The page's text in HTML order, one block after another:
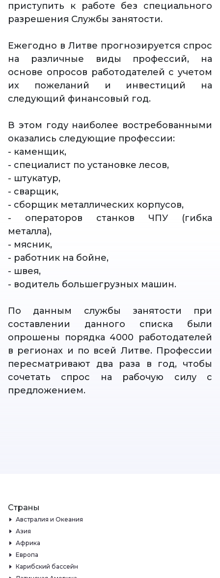
приступить к работе без специального
разрешения Службы занятости.
Ежегодно в Литве прогнозируется спрос
на различные виды профессий, на
основе опросов работодателей с учетом
их пожеланий и инвестиций на
следующий финансовый год.
В этом году наиболее востребованными
оказались следующие профессии:
- каменщик,
- специалист по установке лесов,
- штукатур,
- сварщик,
- сборщик металлических корпусов,
- операторов станков ЧПУ (гибка
металла),
- мясник,
- работник на бойне,
- швея,
- водитель большегрузных машин.
По данным службы занятости при
составлении данного списка были
опрошены порядка 4000 работодателей
в регионах и по всей Литве. Профессии
пересматривают два раза в год, чтобы
сочетать спрос на рабочую силу с
предложением.
Страны
Австралия и Океания
Азия
Африка
Европа
Карибский бассейн